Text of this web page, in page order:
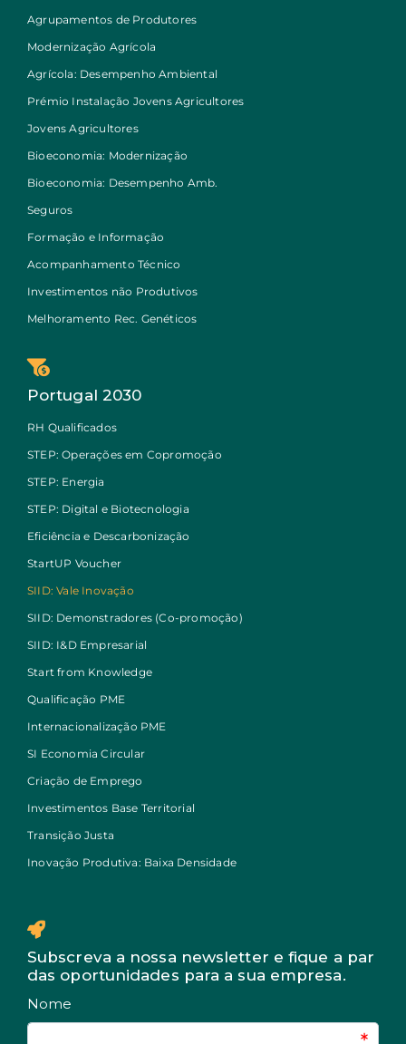
Agrupamentos de Produtores
Modernização Agrícola
Agrícola: Desempenho Ambiental
Prémio Instalação Jovens Agricultores
Jovens Agricultores
Bioeconomia: Modernização
Bioeconomia: Desempenho Amb.
Seguros
Formação e Informação
Acompanhamento Técnico
Investimentos não Produtivos
Melhoramento Rec. Genéticos
Portugal 2030
RH Qualificados
STEP: Operações em Copromoção
STEP: Energia
STEP: Digital e Biotecnologia
Eficiência e Descarbonização
StartUP Voucher
SIID: Vale Inovação
SIID: Demonstradores (Co-promoção)
SIID: I&D Empresarial
Start from Knowledge
Qualificação PME
Internacionalização PME
SI Economia Circular
Criação de Emprego
Investimentos Base Territorial
Transição Justa
Inovação Produtiva: Baixa Densidade
Subscreva a nossa newsletter e fique a par
das oportunidades para a sua empresa.